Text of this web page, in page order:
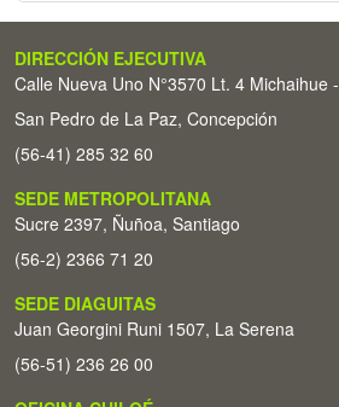
DIRECCIÓN EJECUTIVA
Calle Nueva Uno N°3570 Lt. 4 Michaihue -
San Pedro de La Paz, Concepción
(56-41) 285 32 60
SEDE METROPOLITANA
Sucre 2397, Ñuñoa, Santiago
(56-2) 2366 71 20
SEDE DIAGUITAS
Juan Georgini Runi 1507, La Serena
(56-51) 236 26 00